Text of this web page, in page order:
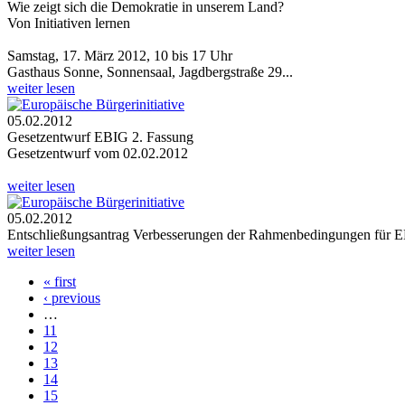
Wie zeigt sich die Demokratie in unserem Land?
Von Initiativen lernen
Samstag, 17. März 2012, 10 bis 17 Uhr
Gasthaus Sonne, Sonnensaal, Jagdbergstraße 29...
weiter lesen
05.02.2012
Gesetzentwurf EBIG 2. Fassung
Gesetzentwurf vom 02.02.2012
weiter lesen
05.02.2012
Entschließungsantrag Verbesserungen der Rahmenbedingungen für
weiter lesen
Seiten
« first
‹ previous
…
11
12
13
14
15